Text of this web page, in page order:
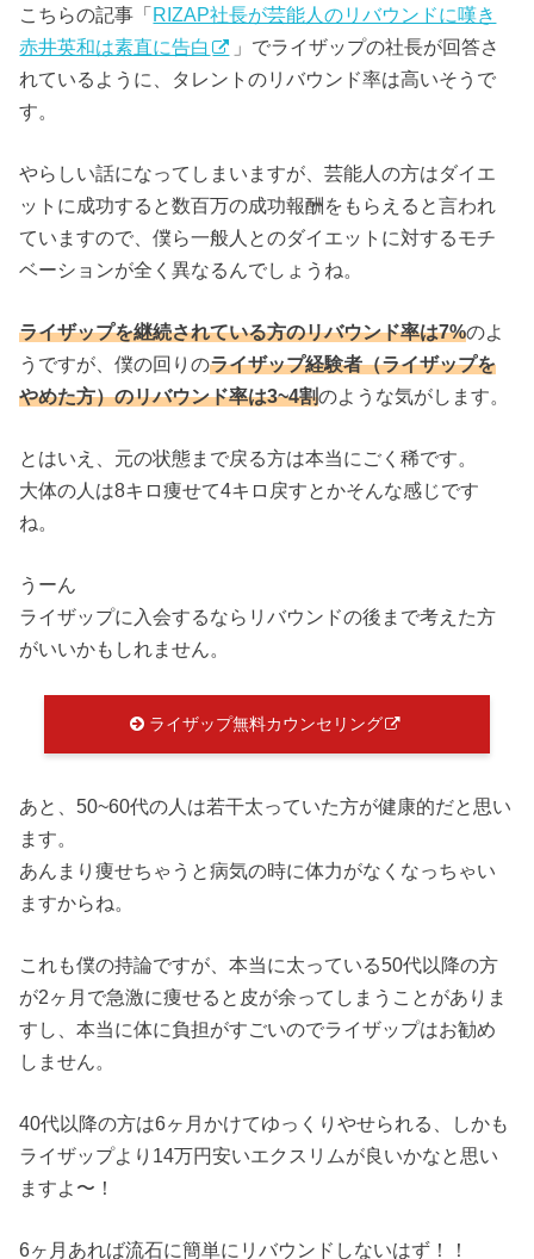
こちらの記事「 RIZAP社長が芸能人のリバウンドに嘆き
赤井英和は素直に告白
」でライザップの社長が回答さ
れているように、タレントのリバウンド率は高いそうで
す。
やらしい話になってしまいますが、芸能人の方はダイエ
ットに成功すると数百万の成功報酬をもらえると言われ
ていますので、僕ら一般人とのダイエットに対するモチ
ベーションが全く異なるんでしょうね。
ライザップを継続されている方のリバウンド率は7%のよ
うですが、僕の回りのライザップ経験者（ライザップを
やめた方）のリバウンド率は3~4割のような気がします。
とはいえ、元の状態まで戻る方は本当にごく稀です。
大体の人は8キロ痩せて4キロ戻すとかそんな感じです
ね。
うーん
ライザップに入会するならリバウンドの後まで考えた方
がいいかもしれません。
ライザップ無料カウンセリング
あと、50~60代の人は若干太っていた方が健康的だと思い
ます。
あんまり痩せちゃうと病気の時に体力がなくなっちゃい
ますからね。
これも僕の持論ですが、本当に太っている50代以降の方
が2ヶ月で急激に痩せると皮が余ってしまうことがありま
すし、本当に体に負担がすごいのでライザップはお勧め
しません。
40代以降の方は6ヶ月かけてゆっくりやせられる、しかも
ライザップより14万円安いエクスリムが良いかなと思い
ますよ〜！
6ヶ月あれば流石に簡単にリバウンドしないはず！！